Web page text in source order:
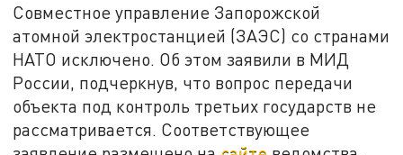
Совместное управление Запорожской
атомной электростанцией (ЗАЭС) со странами
НАТО исключено. Об этом заявили в МИД
России, подчеркнув, что вопрос передачи
объекта под контроль третьих государств не
рассматривается. Соответствующее